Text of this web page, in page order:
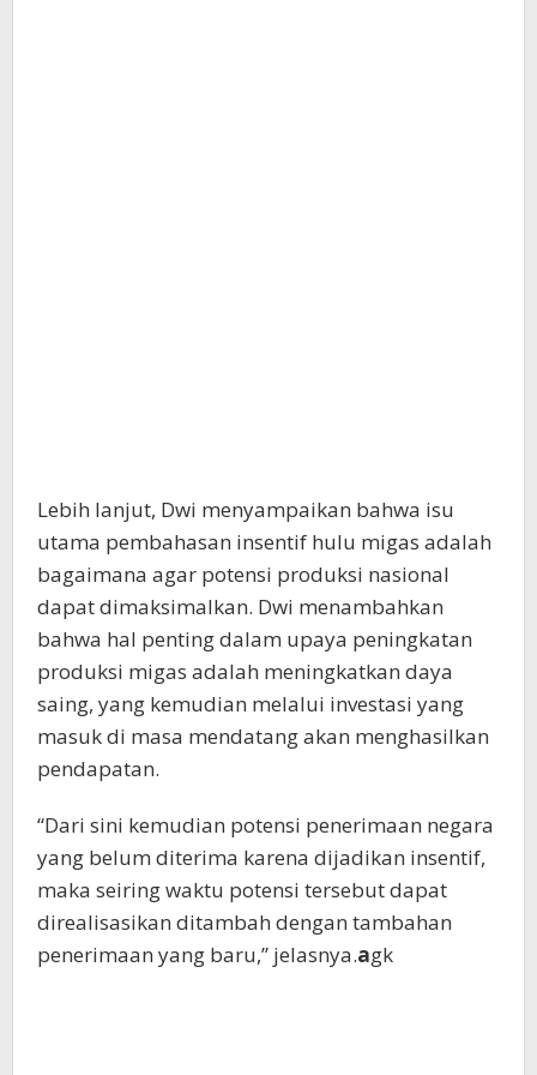
Lebih lanjut, Dwi menyampaikan bahwa isu
utama pembahasan insentif hulu migas adalah
bagaimana agar potensi produksi nasional
dapat dimaksimalkan. Dwi menambahkan
bahwa hal penting dalam upaya peningkatan
produksi migas adalah meningkatkan daya
saing, yang kemudian melalui investasi yang
masuk di masa mendatang akan menghasilkan
pendapatan.
“Dari sini kemudian potensi penerimaan negara
yang belum diterima karena dijadikan insentif,
maka seiring waktu potensi tersebut dapat
direalisasikan ditambah dengan tambahan
penerimaan yang baru,” jelasnya.agk